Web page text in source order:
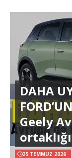
DAHA
Geely
25 TEMMUZ 2026